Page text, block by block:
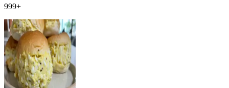
999+